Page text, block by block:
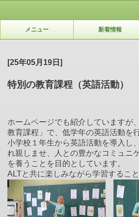
メニュー 新着情報
[25年05月19日]
特別の教育課程（英語活動）
ホームページでも紹介していますが
教育課程」で、低学年の英語活動を
小学校１年生から英語活動を導入し
れ親しませ、人との豊かなコミュニ
を養うことを目的としています。
ALTと共に楽しみながら学習するこ